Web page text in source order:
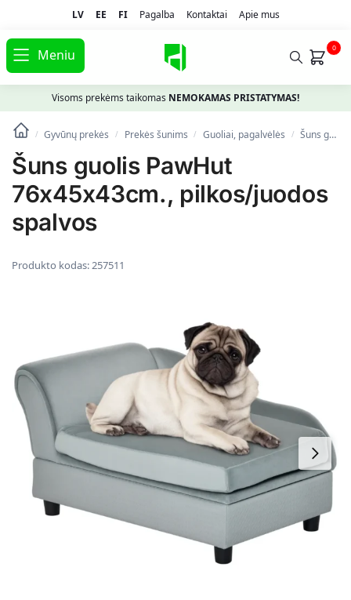
LV EE FI Pagalba Kontaktai Apie mus
Meniu 0
Visoms prekėms taikomas NEMOKAMAS PRISTATYMAS!
/ Gyvūnų prekės / Prekės šunims / Guoliai, pagalvėlės / Šuns guolis PawHut 76x45x43cm., pilkos/juodos spalvos
Šuns guolis PawHut
76x45x43cm., pilkos/juodos
spalvos
Produkto kodas:257511